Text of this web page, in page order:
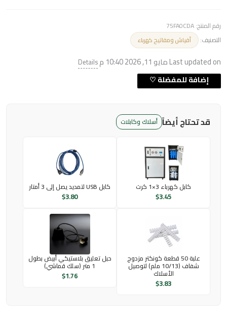
رقم المنتج:75FA0CDA
التصنيف:
أفياش ومفاتيح كهرباء
Last updated on مايو 11, 2026 10:40 م Details
قد تحتاج أيضاً أسلاك وكابلات
كابل كهرباء 3×1 كرت
$3.45
كابل USB لتمديد يصل إلى 3 أمتار
$3.80
علبة 50 قطعة كونكتر مزدوج
شفاف (10/13 ملم) لتوصيل
الأسلاك
$3.83
حبل تعليق بلاستيكي أبيض بطول
1 متر (سلك قماشي)
$1.76